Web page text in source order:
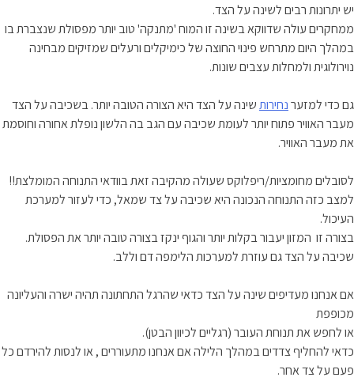
יש יתרונות רבים לשינה על הצד.
ממחקרים עולה שדווקא בשינה זו המוח 'מתנקה' טוב יותר מפסולת שנצברת בו
במהלך היום מתרחש פינוי החוצה של כימיקלים ורעלים שמזיקים מבחינה
נוירולוגית ולמחלות עצבים שונות.
גם כדי למזערנחירותשינה על הצד היא הצורה הטובה יותר. בשכיבה על הצד
מעבר האוויר פתוח יותר לעומת שכיבה עם הגב בה הלשון נופלת אחורה וחוסמת
את מעבר האוויר.
לסובלים מחומציות/ריפלוקס שעולה מהקיבה זאת בוודאי התנוחה המומלצת!!
למצב כזה התנוחה הנכונה היא שכיבה על צד שמאל, כדי לעזור למערכת
העיכול.
בצורה זו המזון יעבור בקלות יותר והגוף ינקז בצורה טובה יותר את הפסולת.
שכיבה על הצד גם עוזרת למערכות הלימפה דם וללב.
אם אנחנו מעדיפים שינה על הצד כדאי שהרגל התחתונה תהיה ישרה והעליונה
מכופפת
או לחפש את תנוחת העובר (רגליים לכיוון הבטן).
כדאי להחליף צדדים במהלך הלילה אם אנחנו מתעוררים , או לנסות להירדם כל
פעם על צד אחר.